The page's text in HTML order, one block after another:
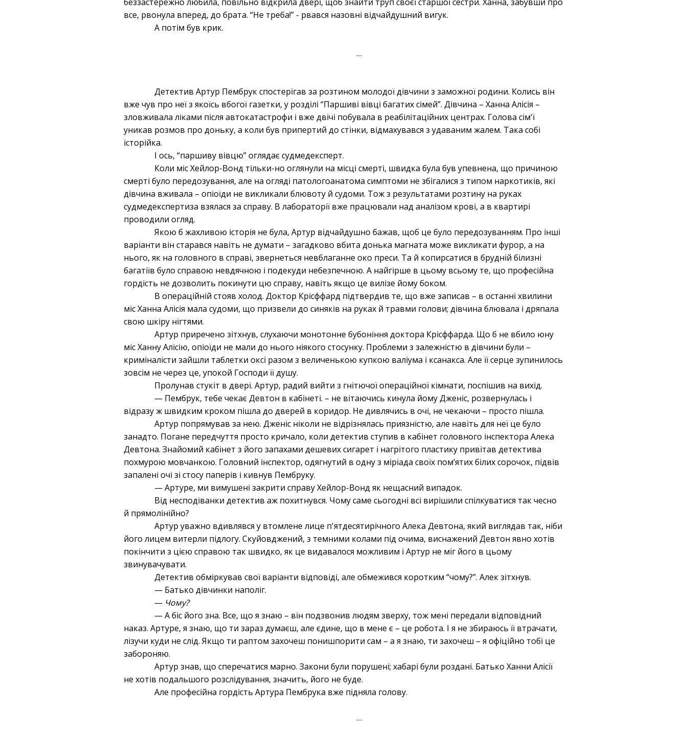
все, рвонула вперед, до брата. “Не треба!” - рвався назовні відчайдушний вигук.
А потім був крик.
…
Детектив Артур Пембрук спостерігав за розтином молодої дівчини з заможної родини. Колись він
вже чув про неї з якоїсь вбогої газетки, у розділі “Паршиві вівці багатих сімей”. Дівчина – Ханна Алісія –
зловживала ліками після автокатастрофи і вже двічі побувала в реабілітаційних центрах. Голова сім'ї
уникав розмов про доньку, а коли був припертий до стінки, відмахувався з удаваним жалем. Така собі
історійка.
І ось, “паршиву вівцю” оглядає судмедексперт.
Коли міс Хейлор-Вонд тільки-но оглянули на місці смерті, швидка була був упевнена, що причиною
смерті було передозування, але на огляді патологоанатома симптоми не збігалися з типом наркотиків, які
дівчина вживала – опіоїди не викликали блювоту й судоми. Тож з результатами розтину на руках
судмедекспертиза взялася за справу. В лабораторії вже працювали над аналізом крові, а в квартирі
проводили огляд.
Якою б жахливою історія не була, Артур відчайдушно бажав, щоб це було передозуванням. Про інші
варіанти він старався навіть не думати – загадково вбита донька магната може викликати фурор, а на
нього, як на головного в справі, звернеться невблаганне око преси. Та й копирсатися в брудній білизні
багатіїв було справою невдячною і подекуди небезпечною. А найгірше в цьому всьому те, що професійна
гордість не дозволить покинути цю справу, навіть якщо це вилізе йому боком.
В операційній стояв холод. Доктор Крісффард підтвердив те, що вже записав – в останні хвилини
міс Ханна Алісія мала судоми, що призвели до синяків на руках й травми голови; дівчина блювала і дряпала
свою шкіру нігтями.
Артур приречено зітхнув, слухаючи монотонне бубоніння доктора Крісффарда. Що б не вбило юну
міс Ханну Алісію, опіоїди не мали до нього ніякого стосунку. Проблеми з залежністю в дівчини були –
криміналісти зайшли таблетки оксі разом з величенькою купкою валіума і ксанакса. Але її серце зупинилось
зовсім не через це, упокой Господи її душу.
Пролунав стукіт в двері. Артур, радий вийти з гнітючої операційної кімнати, поспішив на вихід.
— Пембрук, тебе чекає Девтон в кабінеті. – не вітаючись кинула йому Дженіс, розвернулась і
відразу ж швидким кроком пішла до дверей в коридор. Не дивлячись в очі, не чекаючи – просто пішла.
Артур попрямував за нею. Дженіс ніколи не відрізнялась приязністю, але навіть для неї це було
занадто. Погане передчуття просто кричало, коли детектив ступив в кабінет головного інспектора Алека
Девтона. Знайомий кабінет з його запахами дешевих сигарет і нагрітого пластику привітав детектива
похмурою мовчанкою. Головний інспектор, одягнутий в одну з міріада своїх пом’ятих білих сорочок, підвів
запалені очі зі стосу паперів і кивнув Пембруку.
— Артуре, ми вимушені закрити справу Хейлор-Вонд як нещасний випадок.
Від несподіванки детектив аж похитнувся. Чому саме сьогодні всі вирішили спілкуватися так чесно
й прямолінійно?
Артур уважно вдивлявся у втомлене лице п'ятдесятирічного Алека Девтона, який виглядав так, ніби
його лицем витерли підлогу. Скуйовджений, з темними колами під очима, виснажений Девтон явно хотів
покінчити з цією справою так швидко, як це видавалося можливим і Артур не міг його в цьому
звинувачувати.
Детектив обміркував свої варіанти відповіді, але обмежився коротким “чому?”. Алек зітхнув.
— Батько дівчинки наполіг.
— Чому?
— А біс його зна. Все, що я знаю – він подзвонив людям зверху, тож мені передали відповідний
наказ. Артуре, я знаю, що ти зараз думаєш, але єдине, що в мене є – це робота. І я не збираюсь її втрачати,
лізучи куди не слід. Якщо ти раптом захочеш понишпорити сам – а я знаю, ти захочеш – я офіційно тобі це
забороняю.
Артур знав, що сперечатися марно. Закони були порушені; хабарі були роздані. Батько Ханни Алісії
не хотів подальшого розслідування, значить, його не буде.
Але професійна гордість Артура Пембрука вже підняла голову.
…